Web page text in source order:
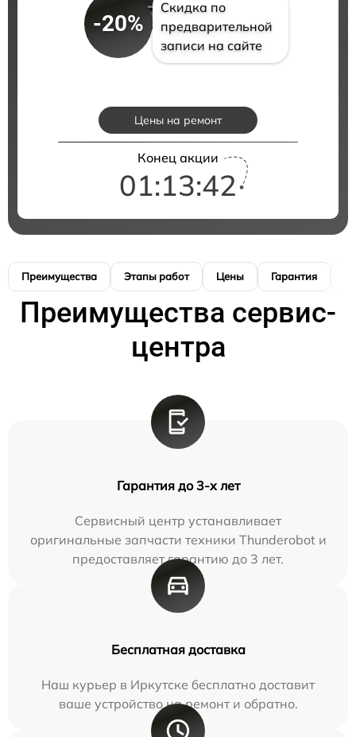
-20%
Скидка по
предварительной
записи на сайте
Цены на ремонт
Конец акции
01:13:41
Преимущества Этапы работ Цены Гарантия
Преимущества сервис-
центра
Гарантия до 3-х лет
Сервисный центр устанавливает
оригинальные запчасти техники Thunderobot и
предоставляет гарантию до 3 лет.
Бесплатная доставка
Наш курьер в Иркутске бесплатно доставит
ваше устройство на ремонт и обратно.